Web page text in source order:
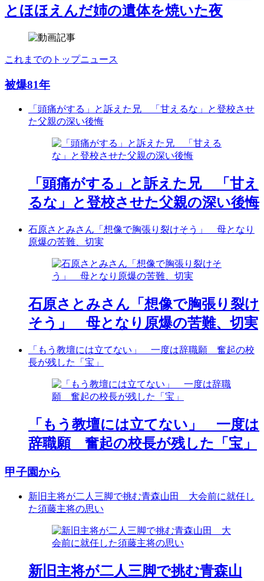
とほほえんだ姉の遺体を焼いた夜
これまでのトップニュース
被爆81年
「頭痛がする」と訴えた兄 「甘えるな」と登校させ
た父親の深い後悔
「頭痛がする」と訴えた兄 「甘え
るな」と登校させた父親の深い後悔
石原さとみさん「想像で胸張り裂けそう」 母となり
原爆の苦難、切実
石原さとみさん「想像で胸張り裂け
そう」 母となり原爆の苦難、切実
「もう教壇には立てない」 一度は辞職願 奮起の校
長が残した「宝」
「もう教壇には立てない」 一度は
辞職願 奮起の校長が残した「宝」
甲子園から
新旧主将が二人三脚で挑む青森山田 大会前に就任し
た須藤主将の思い
新旧主将が二人三脚で挑む青森山